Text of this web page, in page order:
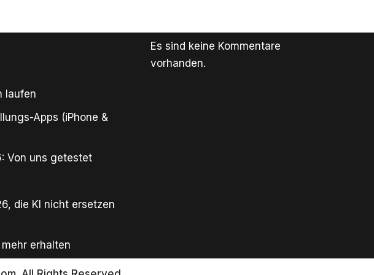
laufen
Apps (iPhone &
Von uns getestet
die KI nicht ersetzen
erhalten
Es sind keine Kommentare
vorhanden.